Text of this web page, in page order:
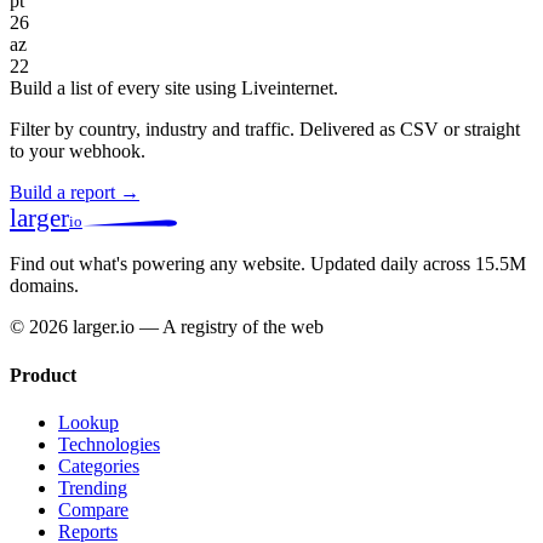
26
az
22
Build a list of every site using Liveinternet.
Filter by country, industry and traffic. Delivered as CSV or straight
to your webhook.
Build a report →
largerio
Find out what's powering any website. Updated daily across 15.5M
domains.
© 2026 larger.io — A registry of the web
Product
Lookup
Technologies
Categories
Trending
Compare
Reports